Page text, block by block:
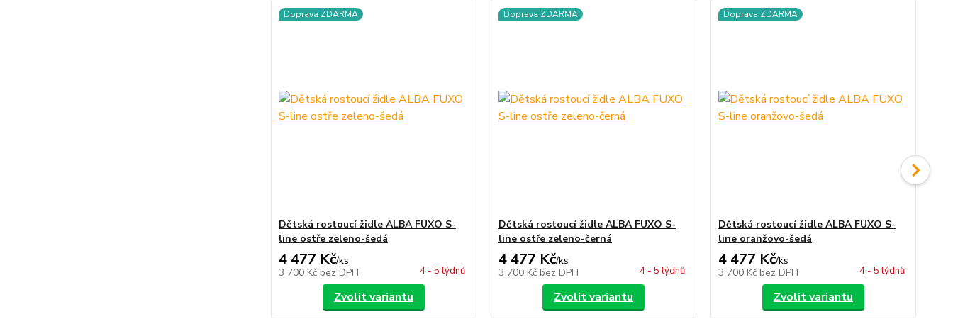
Doprava ZDARMA
Dětská rostoucí židle ALBA FUXO S-
line ostře zeleno-šedá
4 477 Kč/ks
3 700 Kč bez DPH 4 - 5 týdnů
Zvolit variantu
Doprava ZDARMA
Dětská rostoucí židle ALBA FUXO S-
line ostře zeleno-černá
4 477 Kč/ks
3 700 Kč bez DPH 4 - 5 týdnů
Zvolit variantu
Doprava ZDARMA
Dětská rostoucí židle ALBA FUXO S-
line oranžovo-šedá
4 477 Kč/ks
3 700 Kč bez DPH 4 - 5 týdnů
Zvolit variantu